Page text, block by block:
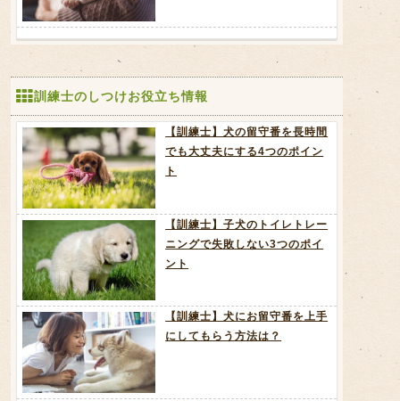
訓練士のしつけお役立ち情報
【訓練士】犬の留守番を長時間
でも大丈夫にする4つのポイン
ト
【訓練士】子犬のトイレトレー
ニングで失敗しない3つのポイ
ント
【訓練士】犬にお留守番を上手
にしてもらう方法は？